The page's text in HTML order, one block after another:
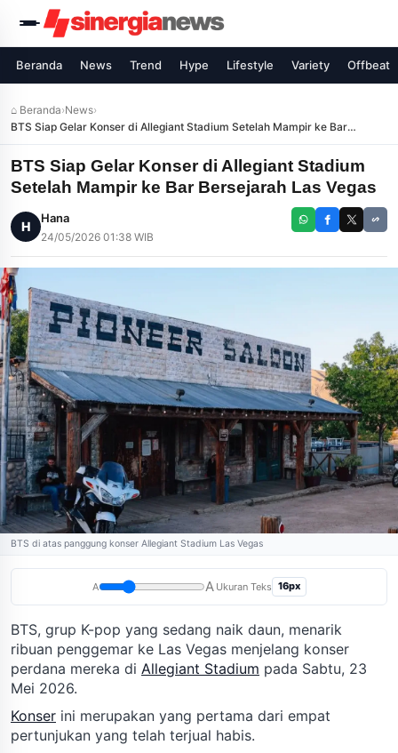
Beranda News Trend Hype Lifestyle Variety Offbeat
⌂ Beranda›News›
BTS Siap Gelar Konser di Allegiant Stadium Setelah Mampir ke Bar
Bersejarah Las Vegas
BTS Siap Gelar Konser di Allegiant Stadium
Setelah Mampir ke Bar Bersejarah Las Vegas
H
Hana
24/05/2026 01:38 WIB
BTS di atas panggung konser Allegiant Stadium Las Vegas
A A Ukuran Teks 16px
BTS, grup K-pop yang sedang naik daun, menarik
ribuan penggemar ke Las Vegas menjelang konser
perdana mereka di Allegiant Stadium pada Sabtu, 23
Mei 2026.
Konser ini merupakan yang pertama dari empat
pertunjukan yang telah terjual habis.